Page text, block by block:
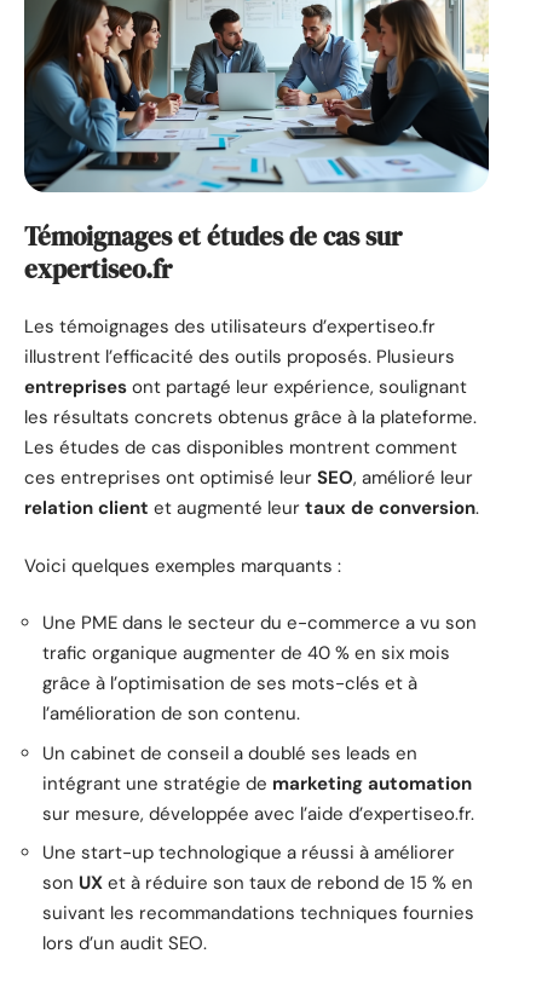
Témoignages et études de cas sur
expertiseo.fr
Les témoignages des utilisateurs d’expertiseo.fr
illustrent l’efficacité des outils proposés. Plusieurs
entreprises ont partagé leur expérience, soulignant
les résultats concrets obtenus grâce à la plateforme.
Les études de cas disponibles montrent comment
ces entreprises ont optimisé leur SEO, amélioré leur
relation client et augmenté leur taux de conversion.
Voici quelques exemples marquants :
Une PME dans le secteur du e-commerce a vu son
trafic organique augmenter de 40 % en six mois
grâce à l’optimisation de ses mots-clés et à
l’amélioration de son contenu.
Un cabinet de conseil a doublé ses leads en
intégrant une stratégie de marketing automation
sur mesure, développée avec l’aide d’expertiseo.fr.
Une start-up technologique a réussi à améliorer
son UX et à réduire son taux de rebond de 15 % en
suivant les recommandations techniques fournies
lors d’un audit SEO.